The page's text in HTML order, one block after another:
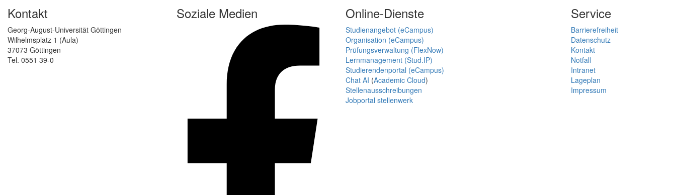
Kontakt
Georg-August-Universität Göttingen
Wilhelmsplatz 1 (Aula)
37073 Göttingen
Tel. 0551 39-0
Soziale Medien Online-Dienste
Studienangebot (eCampus)
Organisation (eCampus)
Prüfungsverwaltung (FlexNow)
Lernmanagement (Stud.IP)
Studierendenportal (eCampus)
Chat AI (Academic Cloud)
Stellenausschreibungen
Jobportal stellenwerk
Service
Barrierefreiheit
Datenschutz
Kontakt
Notfall
Intranet
Lageplan
Impressum